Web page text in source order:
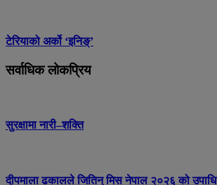
टेरियाको अर्को ‘इनिङ्’
सर्वाधिक लोकप्रिय
सुरक्षामा नारी–शक्ति
दीपमाला ढकालले जितिन् मिस नेपाल २०२६ को उपाधि